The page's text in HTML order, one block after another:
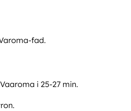
fad.
i 25-27 min.